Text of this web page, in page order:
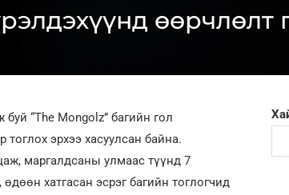
өөрчлөлт
“The Mongolz” багийн гол
эрхээ хасуулсан байна.
маргалдсаны улмаас түүнд 7
хатгасан эсрэг багийн тоглогчид